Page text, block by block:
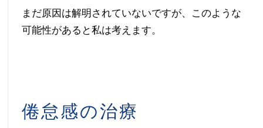
まだ原因は解明されていないですが、このような
可能性があると私は考えます。
倦怠感の治療